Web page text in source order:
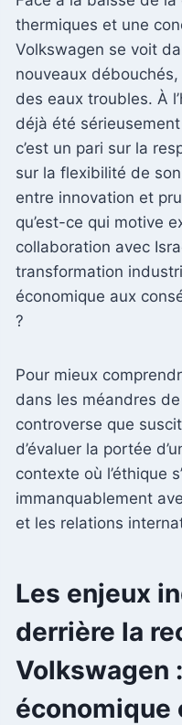
thermiques et une
Volkswagen se voit
nouveaux
des eaux troubles. À
déjà été
c’est un pari sur la
sur la flexibilité de
entre innovation et
qu’est-ce qui motive
collaboration avec
transformation
économique aux
?
Pour mieux
dans les méandres
controverse que
d’évaluer la portée
contexte où l’éthique
immanquablement
et les relations
Les enjeux
derrière la
Volkswagen
économique